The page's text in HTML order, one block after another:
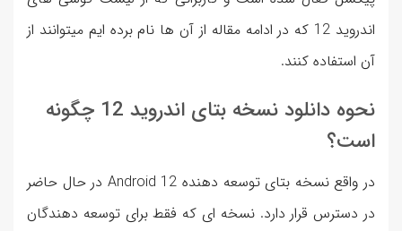
اندروید 12 که در ادامه مقاله از آن ها نام برده ایم میتوانند از
آن استفاده کنند.
نحوه دانلود نسخه بتای اندروید 12 چگونه
است؟
در واقع نسخه بتای توسعه دهنده Android 12 در حال حاضر
در دسترس قرار دارد. نسخه ای که فقط برای توسعه ‌دهندگان